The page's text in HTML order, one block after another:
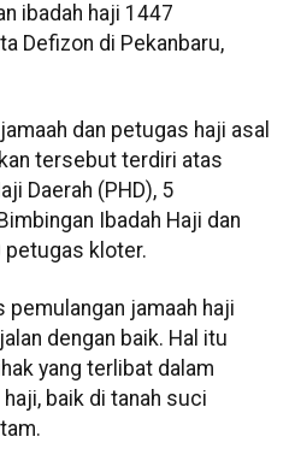
ibadah haji 1447
Defizon di Pekanbaru,
dan petugas haji asal
tersebut terdiri atas
Daerah (PHD), 5
Ibadah Haji dan
petugas kloter.
jamaah haji
dengan baik. Hal itu
yang terlibat dalam
baik di tanah suci